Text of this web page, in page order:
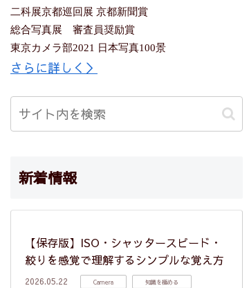
二科展京都巡回展 京都新聞賞
総合写真展 審査員奨励賞
東京カメラ部2021 日本写真100景
さらに詳しく＞
新着情報
【保存版】ISO・シャッタースピード・
絞りを感覚で理解するシンプルな覚え方
2026.05.22 Camera 知識を極める